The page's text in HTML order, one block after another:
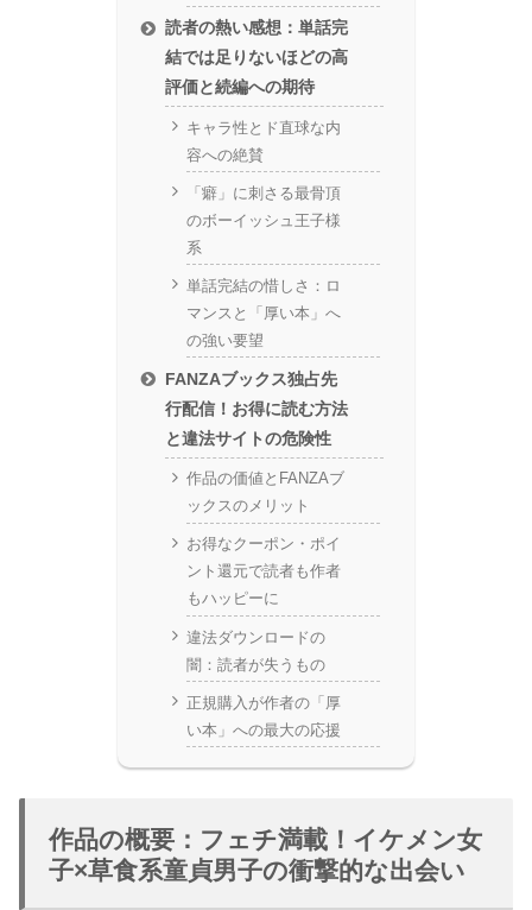
読者の熱い感想：単話完
結では足りないほどの高
評価と続編への期待
キャラ性とド直球な内
容への絶賛
「癖」に刺さる最骨頂
のボーイッシュ王子様
系
単話完結の惜しさ：ロ
マンスと「厚い本」へ
の強い要望
FANZAブックス独占先
行配信！お得に読む方法
と違法サイトの危険性
作品の価値とFANZAブ
ックスのメリット
お得なクーポン・ポイ
ント還元で読者も作者
もハッピーに
違法ダウンロードの
闇：読者が失うもの
正規購入が作者の「厚
い本」への最大の応援
作品の概要：フェチ満載！イケメン女
子×草食系童貞男子の衝撃的な出会い